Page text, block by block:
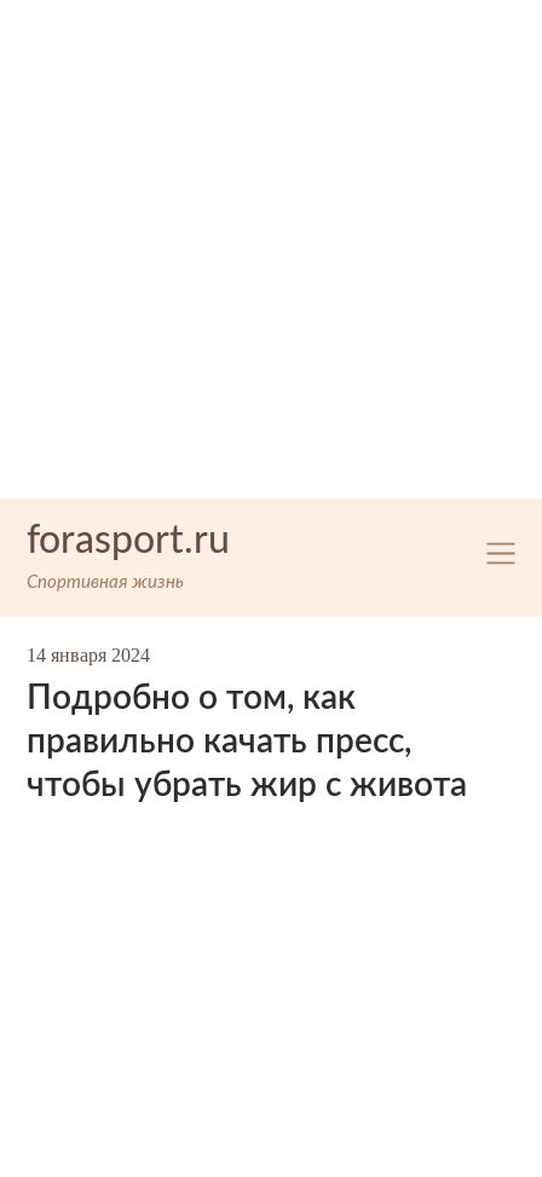
forasport.ru
Спортивная жизнь
14 января 2024
Подробно о том, как
правильно качать пресс,
чтобы убрать жир с живота